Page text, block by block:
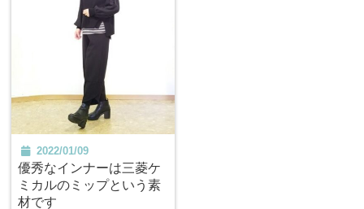
2022/01/09
優秀なインナーは三菱ケ
ミカルのミップという素
材です